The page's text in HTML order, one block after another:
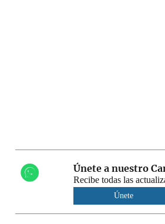
Únete a nuestro
Recibe todas las
Únete